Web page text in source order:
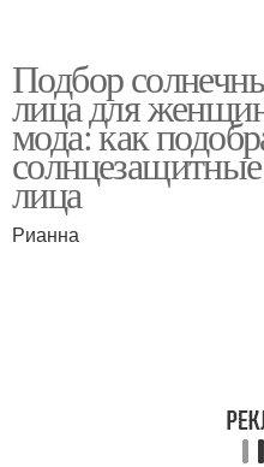
Подбор
лица для
мода: как
лица
Рианна